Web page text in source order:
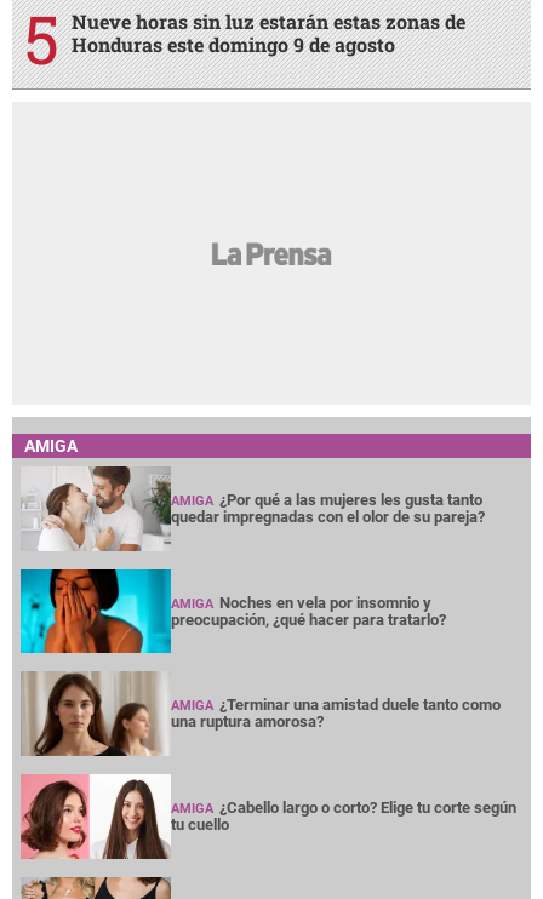
Nueve horas sin luz estarán estas zonas de
Honduras este domingo 9 de agosto
AMIGA
AMIGA ¿Por qué a las mujeres les gusta tanto
quedar impregnadas con el olor de su pareja?
AMIGA Noches en vela por insomnio y
preocupación, ¿qué hacer para tratarlo?
AMIGA ¿Terminar una amistad duele tanto como
una ruptura amorosa?
AMIGA ¿Cabello largo o corto? Elige tu corte según
tu cuello